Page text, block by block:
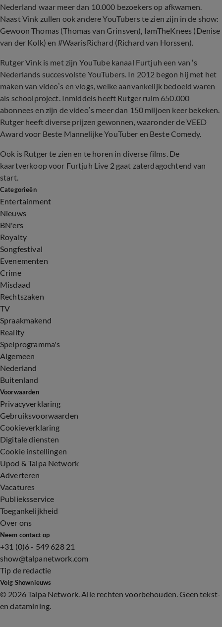
Nederland waar meer dan 10.000 bezoekers op afkwamen.
Naast Vink zullen ook andere YouTubers te zien zijn in de show:
Gewoon Thomas (Thomas van Grinsven), IamTheKnees (Denise
van der Kolk) en #WaarisRichard (Richard van Horssen).
Rutger Vink is met zijn YouTube kanaal Furtjuh een van ‘s
Nederlands succesvolste YouTubers. In 2012 begon hij met het
maken van video’s en vlogs, welke aanvankelijk bedoeld waren
als schoolproject. Inmiddels heeft Rutger ruim 650.000
abonnees en zijn de video’s meer dan 150 miljoen keer bekeken.
Rutger heeft diverse prijzen gewonnen, waaronder de VEED
Award voor Beste Mannelijke YouTuber en Beste Comedy.
Ook is Rutger te zien en te horen in diverse films. De
kaartverkoop voor Furtjuh Live 2 gaat zaterdagochtend van
start.
Categorieën
Entertainment
Nieuws
BN'ers
Royalty
Songfestival
Evenementen
Crime
Misdaad
Rechtszaken
TV
Spraakmakend
Reality
Spelprogramma's
Algemeen
Nederland
Buitenland
Voorwaarden
Privacyverklaring
Gebruiksvoorwaarden
Cookieverklaring
Digitale diensten
Cookie instellingen
Upod & Talpa Network
Adverteren
Vacatures
Publieksservice
Toegankelijkheid
Over ons
Neem contact op
+31 (0)6 - 549 628 21
show@talpanetwork.com
Tip de redactie
Volg Shownieuws
© 2026 Talpa Network. Alle rechten voorbehouden. Geen tekst-
en datamining.